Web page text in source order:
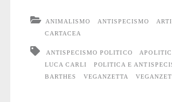
ANIMALISMO ANTISPECISMO
CARTACEA
ANTISPECISMO POLITICO
LUCA CARLI
POLITICA E
BARTHES
VEGANZETTA